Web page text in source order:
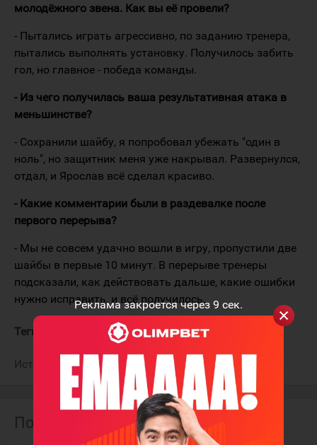
Реклама закроется через 9 сек.
молодёжного звена. Как вы её провели?
- Пытались играть агрессивно, по заданию тренера,
пытались выполнять установку. Получилось забить
гол, но главное - победа команды.
- Из чего получилась ваша результативная атака в
меньшинстве?
- Сохранили шайбу, я попробовал убежать "один в
ноль", но защитник меня уже накрывал. Развернулся,
отдал, и Ярослав всё сделал красиво.
- Какие комментарии были в раздевалке после
первого перерыва?
- Мы не совсем удачно вошли в игру, пропустили две
шайбы в первые 10 минут. В перерыве тренеры
подсказали, как действовать дальше, какие ошибки
нужно исправить, и всё получилось.
Теги: Гурков Дмитрий Барыс
Источник: ХК "Барыс"
Похожие материалы